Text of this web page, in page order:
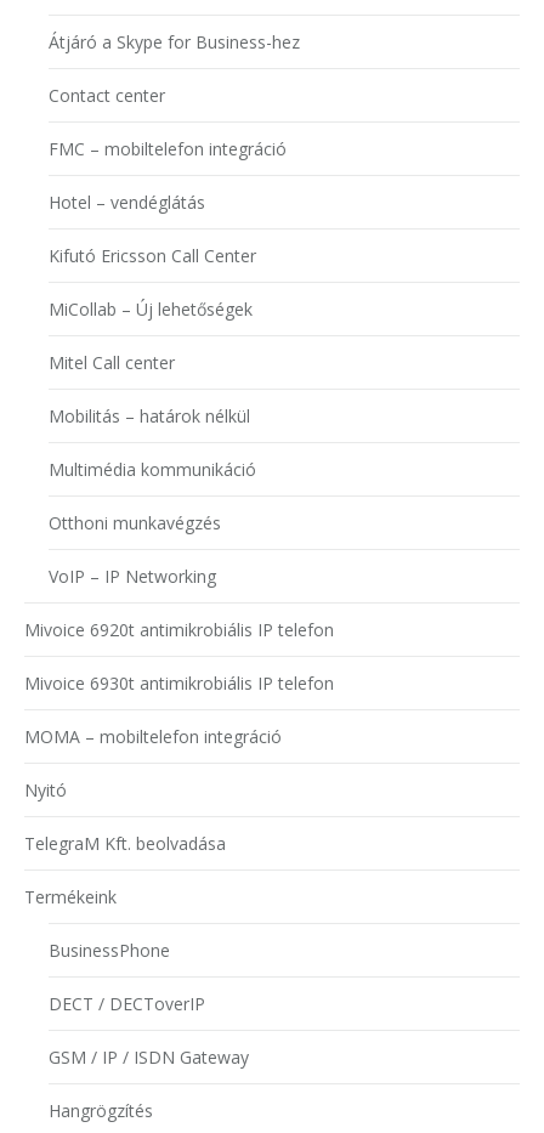
Átjáró a Skype for Business-hez
Contact center
FMC – mobiltelefon integráció
Hotel – vendéglátás
Kifutó Ericsson Call Center
MiCollab – Új lehetőségek
Mitel Call center
Mobilitás – határok nélkül
Multimédia kommunikáció
Otthoni munkavégzés
VoIP – IP Networking
Mivoice 6920t antimikrobiális IP telefon
Mivoice 6930t antimikrobiális IP telefon
MOMA – mobiltelefon integráció
Nyitó
TelegraM Kft. beolvadása
Termékeink
BusinessPhone
DECT / DECToverIP
GSM / IP / ISDN Gateway
Hangrögzítés